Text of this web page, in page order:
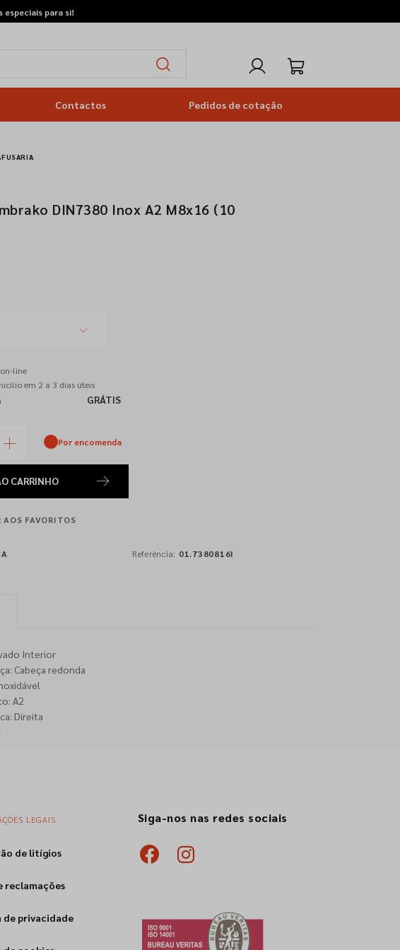
para si!
Contactos Pedidos de cotação
DIN7380 Inox A2 M8x16 (10
line
em 2 a 3 dias úteis
GRÁTIS
Por encomenda
CARRINHO
AOS FAVORITOS
Referência: 01.7380816I
Interior
Cabeça redonda
A2
Direita
LEGAIS
de litígios
reclamações
de privacidade
Siga-nos nas redes sociais